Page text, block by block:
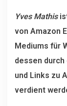
Yves Mathis
von Amazon
Mediums für
dessen
und Links zu
verdient